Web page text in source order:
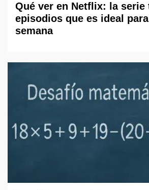
Qué ver en Netflix: la serie
episodios que es ideal
semana